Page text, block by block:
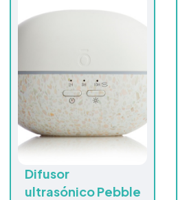
Difusor
ultrasónico Pebble